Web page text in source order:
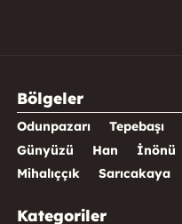
Bölgeler
Odunpazarı Tepebaşı
Günyüzü
Han İnönü
Mihalıççık
Sarıcakaya
Kategoriler